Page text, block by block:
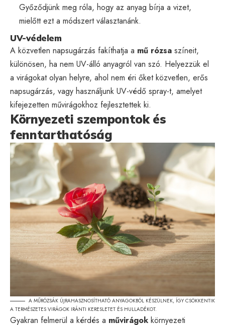
Győződjünk meg róla, hogy az anyag bírja a vizet,
mielőtt ezt a módszert választanánk.
UV-védelem
A közvetlen napsugárzás fakíthatja a mű rózsa színeit,
különösen, ha nem UV-álló anyagról van szó. Helyezzük el
a virágokat olyan helyre, ahol nem éri őket közvetlen, erős
napsugárzás, vagy használjunk UV-védő spray-t, amelyet
kifejezetten művirágokhoz fejlesztettek ki.
Környezeti szempontok és
fenntarthatóság
A MŰRÓZSÁK ÚJRAHASZNOSÍTHATÓ ANYAGOKBÓL KÉSZÜLNEK, ÍGY CSÖKKENTIK
A TERMÉSZETES VIRÁGOK IRÁNTI KERESLETET ÉS HULLADÉKOT.
Gyakran felmerül a kérdés a művirágok környezeti